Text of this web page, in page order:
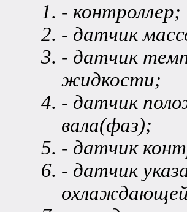
- контроллер;
- датчик
- датчик
жидкости;
- датчик
вала(фаз);
- датчик
- датчик